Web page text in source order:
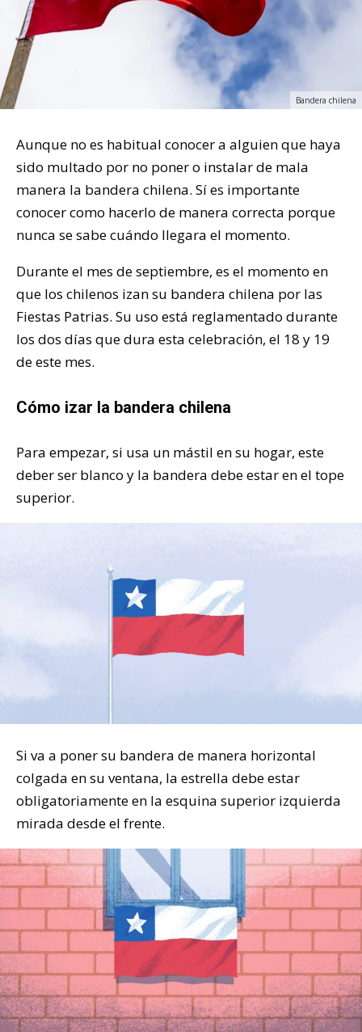
Bandera chilena
Aunque no es habitual conocer a alguien que haya
sido multado por no poner o instalar de mala
manera la bandera chilena. Sí es importante
conocer como hacerlo de manera correcta porque
nunca se sabe cuándo llegara el momento.
Durante el mes de septiembre, es el momento en
que los chilenos izan su bandera chilena por las
Fiestas Patrias. Su uso está reglamentado durante
los dos días que dura esta celebración, el 18 y 19
de este mes.
Cómo izar la bandera chilena
Para empezar, si usa un mástil en su hogar, este
deber ser blanco y la bandera debe estar en el tope
superior.
Si va a poner su bandera de manera horizontal
colgada en su ventana, la estrella debe estar
obligatoriamente en la esquina superior izquierda
mirada desde el frente.